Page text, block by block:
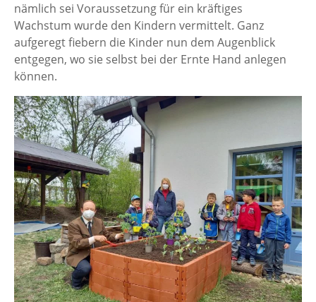
nämlich sei Voraussetzung für ein kräftiges
Wachstum wurde den Kindern vermittelt. Ganz
aufgeregt fiebern die Kinder nun dem Augenblick
entgegen, wo sie selbst bei der Ernte Hand anlegen
können.